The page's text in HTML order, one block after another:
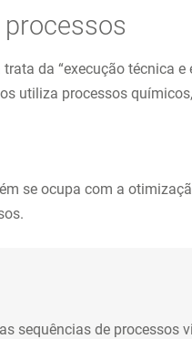
da “execução técnica
utiliza processos
se ocupa com a
sequências de